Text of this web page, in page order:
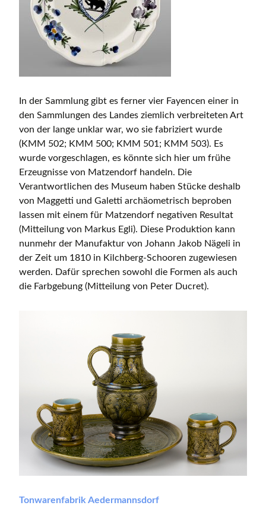
In der Sammlung gibt es ferner vier Fayencen einer in
den Sammlungen des Landes ziemlich verbreiteten Art
von der lange unklar war, wo sie fabriziert wurde
(KMM 502; KMM 500; KMM 501; KMM 503). Es
wurde vorgeschlagen, es könnte sich hier um frühe
Erzeugnisse von Matzendorf handeln. Die
Verantwortlichen des Museum haben Stücke deshalb
von Maggetti und Galetti archäometrisch beproben
lassen mit einem für Matzendorf negativen Resultat
(Mitteilung von Markus Egli). Diese Produktion kann
nunmehr der Manufaktur von Johann Jakob Nägeli in
der Zeit um 1810 in Kilchberg-Schooren zugewiesen
werden. Dafür sprechen sowohl die Formen als auch
die Farbgebung (Mitteilung von Peter Ducret).
Tonwarenfabrik Aedermannsdorf